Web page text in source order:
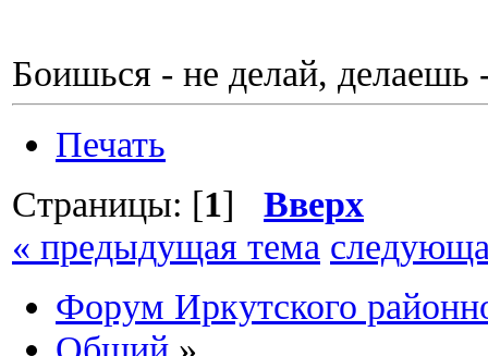
Боишься - не делай, делаешь
Печать
Страницы: [1] Вверх
« предыдущая тема
Форум Иркутского